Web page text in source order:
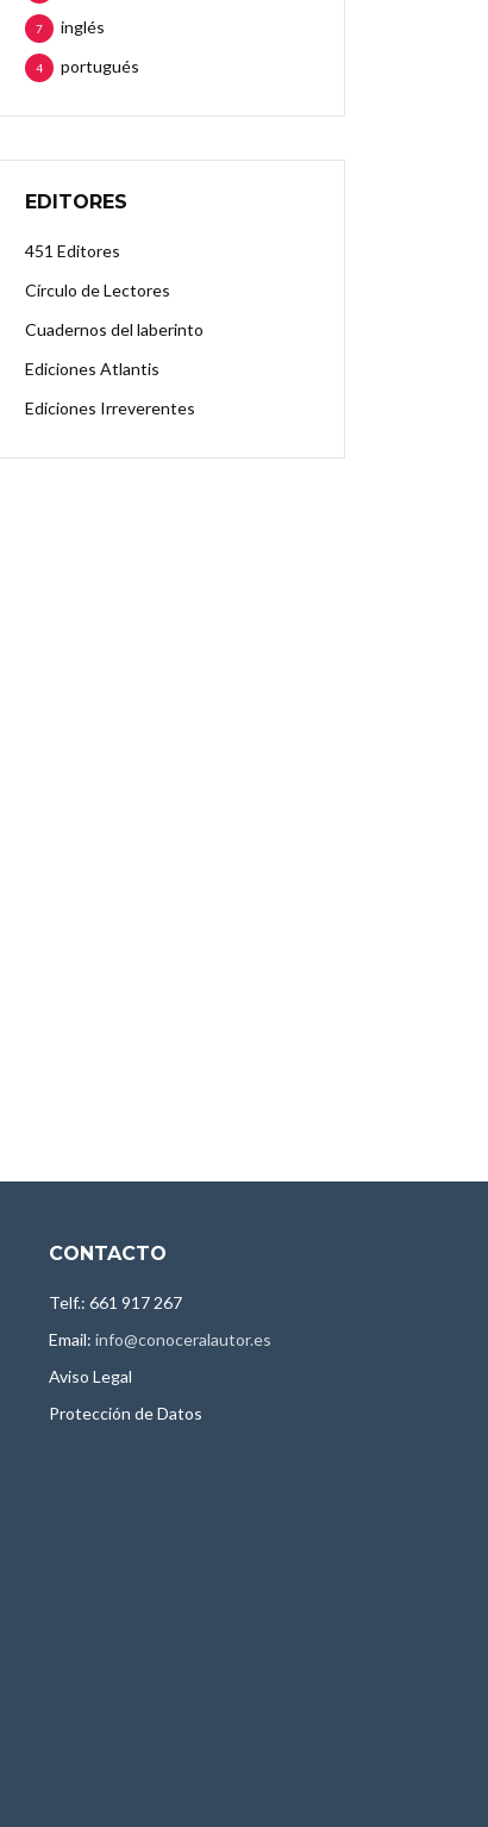
inglés
7
portugués
4
EDITORES
451 Editores
Círculo de Lectores
Cuadernos del laberinto
Ediciones Atlantis
Ediciones Irreverentes
CONTACTO
Telf.: 661 917 267
Email: info@conoceralautor.es
Aviso Legal
Protección de Datos